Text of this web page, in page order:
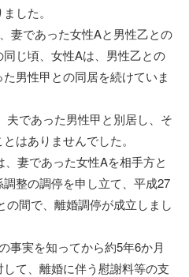
した。
妻であった女性Aと男性乙との
じ頃、女性Aは、男性乙との
男性甲との同居を続けていま
であった男性甲と別居し、そ
はありませんでした。
妻であった女性Aを相手方と
整の調停を申し立て、平成27
の間で、離婚調停が成立しまし
事実を知ってから約5年6か月
て、離婚に伴う慰謝料等の支